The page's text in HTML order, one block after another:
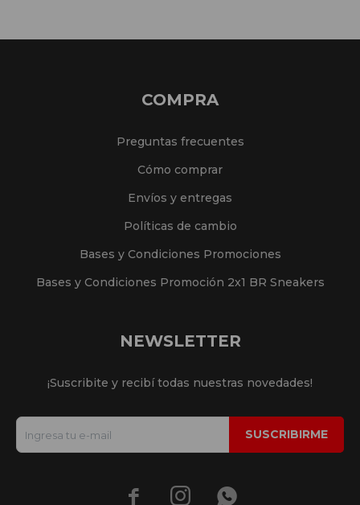
COMPRA
Preguntas frecuentes
Cómo comprar
Envíos y entregas
Políticas de cambio
Bases y Condiciones Promociones
Bases y Condiciones Promoción 2x1 BR Sneakers
NEWSLETTER
¡Suscribite y recibí todas nuestras novedades!
SUSCRIBIRME
  